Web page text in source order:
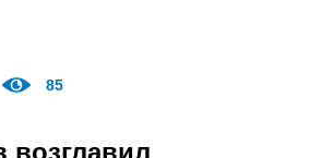
85
возглавил